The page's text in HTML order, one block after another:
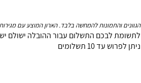
הגוונים והתמונות להמחשה בלבד. הארון המוצע עם
לתשומת לבכם התשלום עבור ההובלה ישולם
ניתן לפרוש עד 10 תשלומים